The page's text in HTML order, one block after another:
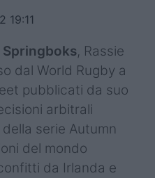
19:11
Springboks, Rassie
dal World Rugby a
pubblicati da suo
arbitrali
serie Autumn
del mondo
da Irlanda e